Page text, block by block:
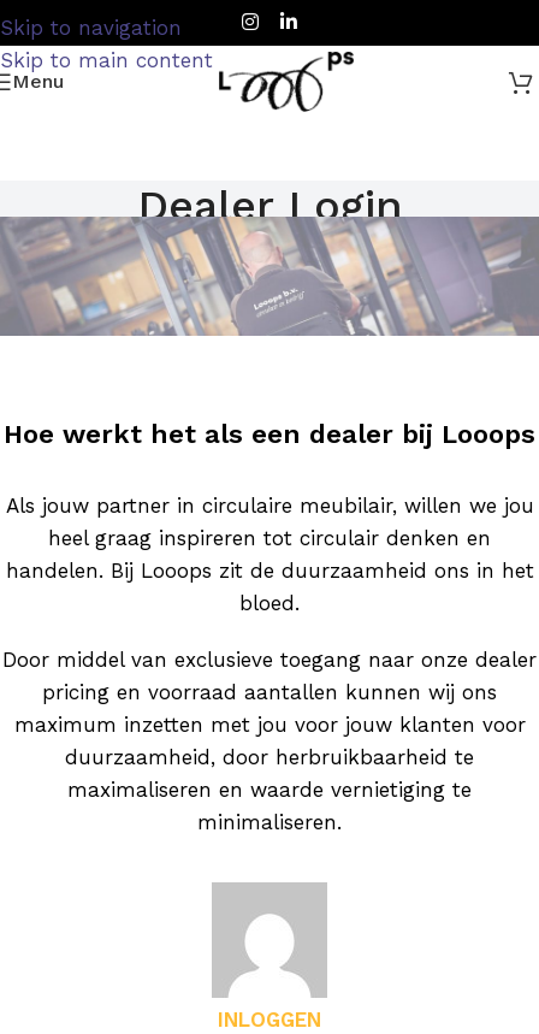
Skip to navigation
Skip to main content
Menu
Dealer Login
Home Dealer Login
Hoe werkt het als een dealer bij Looops
Als jouw partner in circulaire meubilair, willen we jou
heel graag inspireren tot circulair denken en
handelen. Bij Looops zit de duurzaamheid ons in het
bloed.
Door middel van exclusieve toegang naar onze dealer
pricing en voorraad aantallen kunnen wij ons
maximum inzetten met jou voor jouw klanten voor
duurzaamheid, door herbruikbaarheid te
maximaliseren en waarde vernietiging te
minimaliseren.
INLOGGEN